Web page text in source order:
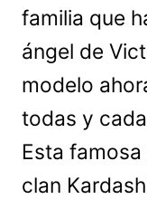
familia que
ángel de
modelo
todas y
Esta
clan